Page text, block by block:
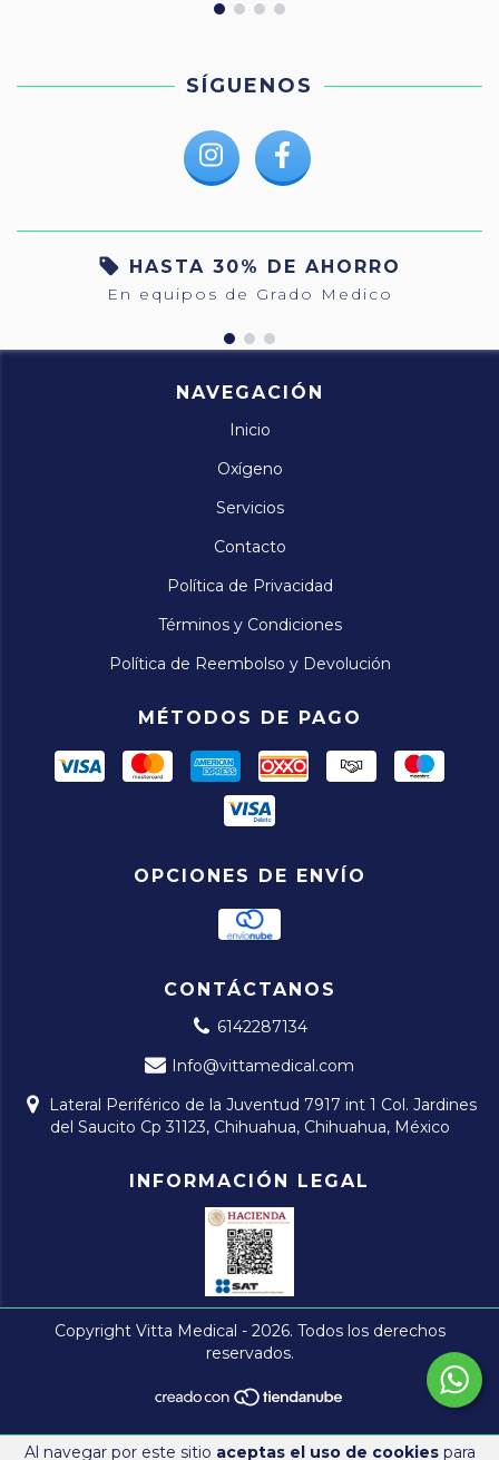
Al navegar por este sitio aceptas el uso de cookiespara
SÍGUENOS
HASTA 30% DE AHORRO
En equipos de Grado Medico
NAVEGACIÓN
Inicio
Oxígeno
Servicios
Contacto
Política de Privacidad
Términos y Condiciones
Política de Reembolso y Devolución
MÉTODOS DE PAGO
OPCIONES DE ENVÍO
CONTÁCTANOS
6142287134
Info@vittamedical.com
Lateral Periférico de la Juventud 7917 int 1 Col. Jardines
del Saucito Cp 31123, Chihuahua, Chihuahua, México
INFORMACIÓN LEGAL
Copyright Vitta Medical - 2026. Todos los derechos
reservados.